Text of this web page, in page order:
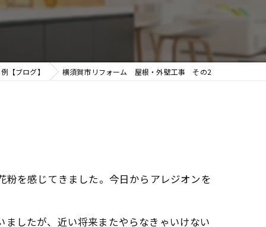
外壁
【ブログ】 横須賀市リフォーム 屋根・外壁工事 その2
を感じてきました。今日からアレジオンを
したが、近い将来またやらなきゃいけない